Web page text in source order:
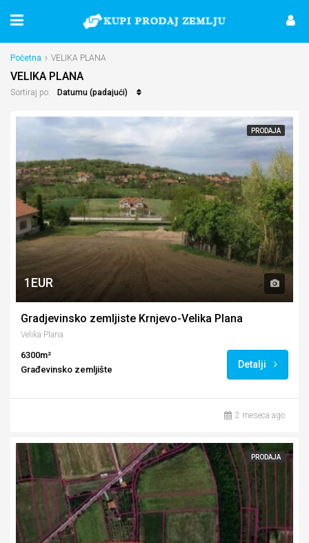
Početna VELIKA PLANA
VELIKA PLANA
Sortiraj po: Datumu (padajući)
PRODAJA
1EUR
Gradjevinsko zemljiste Krnjevo-Velika Plana
Velika Plana
6300m²
Građevinsko zemljište
Detalji
2 meseca ago
PRODAJA